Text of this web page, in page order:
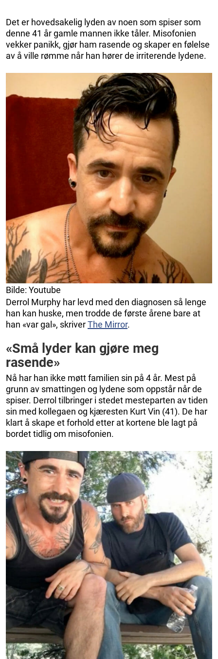
Det er hovedsakelig lyden av noen som spiser som
denne 41 år gamle mannen ikke tåler. Misofonien
vekker panikk, gjør ham rasende og skaper en følelse
av å ville rømme når han hører de irriterende lydene.
Bilde: Youtube
Derrol Murphy har levd med den diagnosen så lenge
han kan huske, men trodde de første årene bare at
han «var gal», skriverThe Mirror.
«Små lyder kan gjøre meg
rasende»
Nå har han ikke møtt familien sin på 4 år. Mest på
grunn av smattingen og lydene som oppstår når de
spiser. Derrol tilbringer i stedet mesteparten av tiden
sin med kollegaen og kjæresten Kurt Vin (41). De har
klart å skape et forhold etter at kortene ble lagt på
bordet tidlig om misofonien.